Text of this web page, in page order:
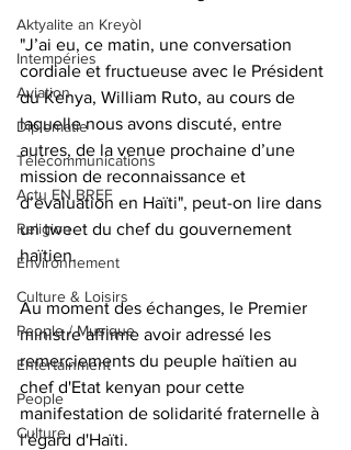
Aktyalite an Kreyòl
Intempéries
Aviation
Diplomatie
Télécommunications
Actu EN BREF
Religion
Environnement
Culture & Loisirs
People / Musique
Entertainment
People
Culture
"J’ai eu, ce matin, une conversation
cordiale et fructueuse avec le Président
du Kenya, William Ruto, au cours de
laquelle nous avons discuté, entre
autres, de la venue prochaine d’une
mission de reconnaissance et
d’évaluation en Haïti", peut-on lire dans
un tweet du chef du gouvernement
haïtien.
Au moment des échanges, le Premier
ministre affirme avoir adressé les
remerciements du peuple haïtien au
chef d'Etat kenyan pour cette
manifestation de solidarité fraternelle à
l'égard d'Haïti.